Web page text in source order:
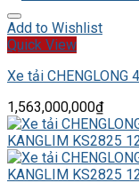
Add to Wishlist
Quick View
Xe tải CHENGLONG
1,563,000,000₫